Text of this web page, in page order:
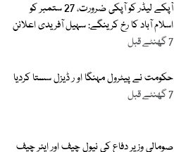
آپکے لیڈر کو آپکی ضرورت، 27 ستمبر کو
اسلام آباد کا رخ کرینگے: سہیل آفریدی اعلانن
7 گھنٹے قبل
حکومت نے پیٹرول مہنگا او ر ڈیزل سستا کردیا
7 گھنٹے قبل
صومالی وزیرِ دفاع کی نیول چیف اور ایئر چیف